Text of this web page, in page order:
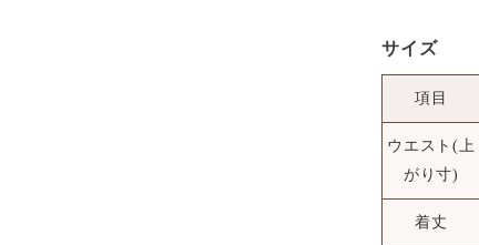
サイズ
項目
ウエスト(上
がり寸)
着丈